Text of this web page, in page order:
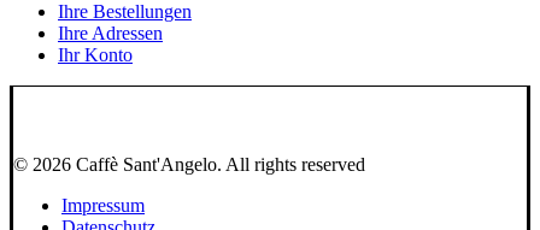
Ihre Bestellungen
Ihre Adressen
Ihr Konto
© 2026 Caffè Sant'Angelo. All rights reserved
Impressum